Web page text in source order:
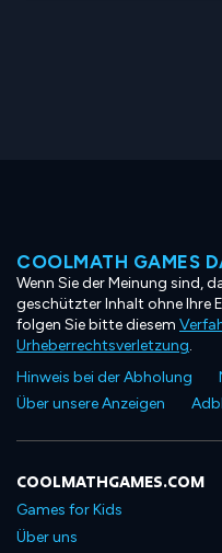
COOLMATH GAMES
Wenn Sie der Meinung sind,
geschützter Inhalt ohne Ihre
folgen Sie bitte diesem
Urheberrechtsverletzung.
Hinweis bei der Abholung
Über unsere Anzeigen
COOLMATHGAMES.COM
Games for Kids
Über uns